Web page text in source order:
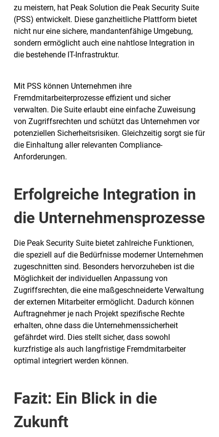
zu meistern, hat Peak Solution die Peak Security Suite
(PSS) entwickelt. Diese ganzheitliche Plattform bietet
nicht nur eine sichere, mandantenfähige Umgebung,
sondern ermöglicht auch eine nahtlose Integration in
die bestehende IT-Infrastruktur.
Mit PSS können Unternehmen ihre
Fremdmitarbeiterprozesse effizient und sicher
verwalten. Die Suite erlaubt eine einfache Zuweisung
von Zugriffsrechten und schützt das Unternehmen vor
potenziellen Sicherheitsrisiken. Gleichzeitig sorgt sie für
die Einhaltung aller relevanten Compliance-
Anforderungen.
Erfolgreiche Integration in
die Unternehmensprozesse
Die Peak Security Suite bietet zahlreiche Funktionen,
die speziell auf die Bedürfnisse moderner Unternehmen
zugeschnitten sind. Besonders hervorzuheben ist die
Möglichkeit der individuellen Anpassung von
Zugriffsrechten, die eine maßgeschneiderte Verwaltung
der externen Mitarbeiter ermöglicht. Dadurch können
Auftragnehmer je nach Projekt spezifische Rechte
erhalten, ohne dass die Unternehmenssicherheit
gefährdet wird. Dies stellt sicher, dass sowohl
kurzfristige als auch langfristige Fremdmitarbeiter
optimal integriert werden können.
Fazit: Ein Blick in die
Zukunft